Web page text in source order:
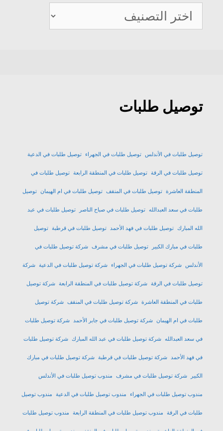
كيو
ديلفيري
توصيل طلبات
توصيل طلبات في الأندلس توصيل طلبات في الجهراء توصيل طلبات في الدعية
توصيل طلبات في الرقة توصيل طلبات في المنطقة الرابعة توصيل طلبات في
المنطقة العاشرة توصيل طلبات في المنقف توصيل طلبات في ام الهيمان توصيل
طلبات في سعد العبدالله توصيل طلبات في صباح الناصر توصيل طلبات في عبد
الله المبارك توصيل طلبات في فهد الأحمد توصيل طلبات في قرطبة توصيل
طلبات في مبارك الكبير توصيل طلبات في مشرف شركة توصيل طلبات في
الأندلس شركة توصيل طلبات في الجهراء شركة توصيل طلبات في الدعية شركة
توصيل طلبات في الرقة شركة توصيل طلبات في المنطقة الرابعة شركة توصيل
طلبات في المنطقة العاشرة شركة توصيل طلبات في المنقف شركة توصيل
طلبات في ام الهيمان شركة توصيل طلبات في جابر الأحمد شركة توصيل طلبات
في سعد العبدالله شركة توصيل طلبات في عبد الله المبارك شركة توصيل طلبات
في فهد الأحمد شركة توصيل طلبات في قرطبة شركة توصيل طلبات في مبارك
الكبير شركة توصيل طلبات في مشرف مندوب توصيل طلبات في الأندلس
مندوب توصيل طلبات في الجهراء مندوب توصيل طلبات في الدعية مندوب توصيل
طلبات في الرقة مندوب توصيل طلبات في المنطقة الرابعة مندوب توصيل طلبات